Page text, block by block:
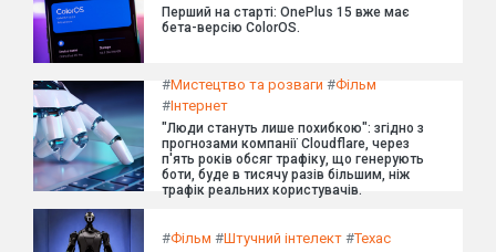
Перший на старті: OnePlus 15 вже має
бета-версію ColorOS.
#Мистецтво та розваги #Фільм
#Інтернет
"Люди стануть лише похибкою": згідно з
прогнозами компанії Cloudflare, через
п'ять років обсяг трафіку, що генерують
боти, буде в тисячу разів більшим, ніж
трафік реальних користувачів.
#Фільм #Штучний інтелект #Техас